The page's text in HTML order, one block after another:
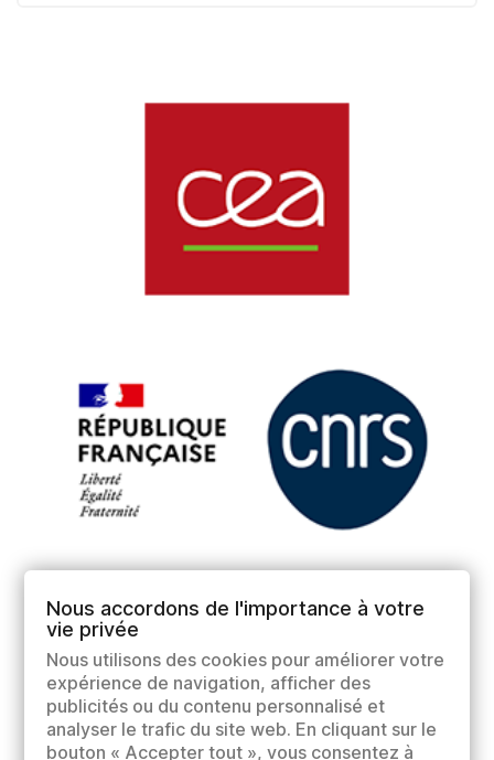
Nous accordons de l'importance à votre
vie privée
Nous utilisons des cookies pour améliorer votre
expérience de navigation, afficher des
publicités ou du contenu personnalisé et
analyser le trafic du site web. En cliquant sur le
bouton « Accepter tout », vous consentez à